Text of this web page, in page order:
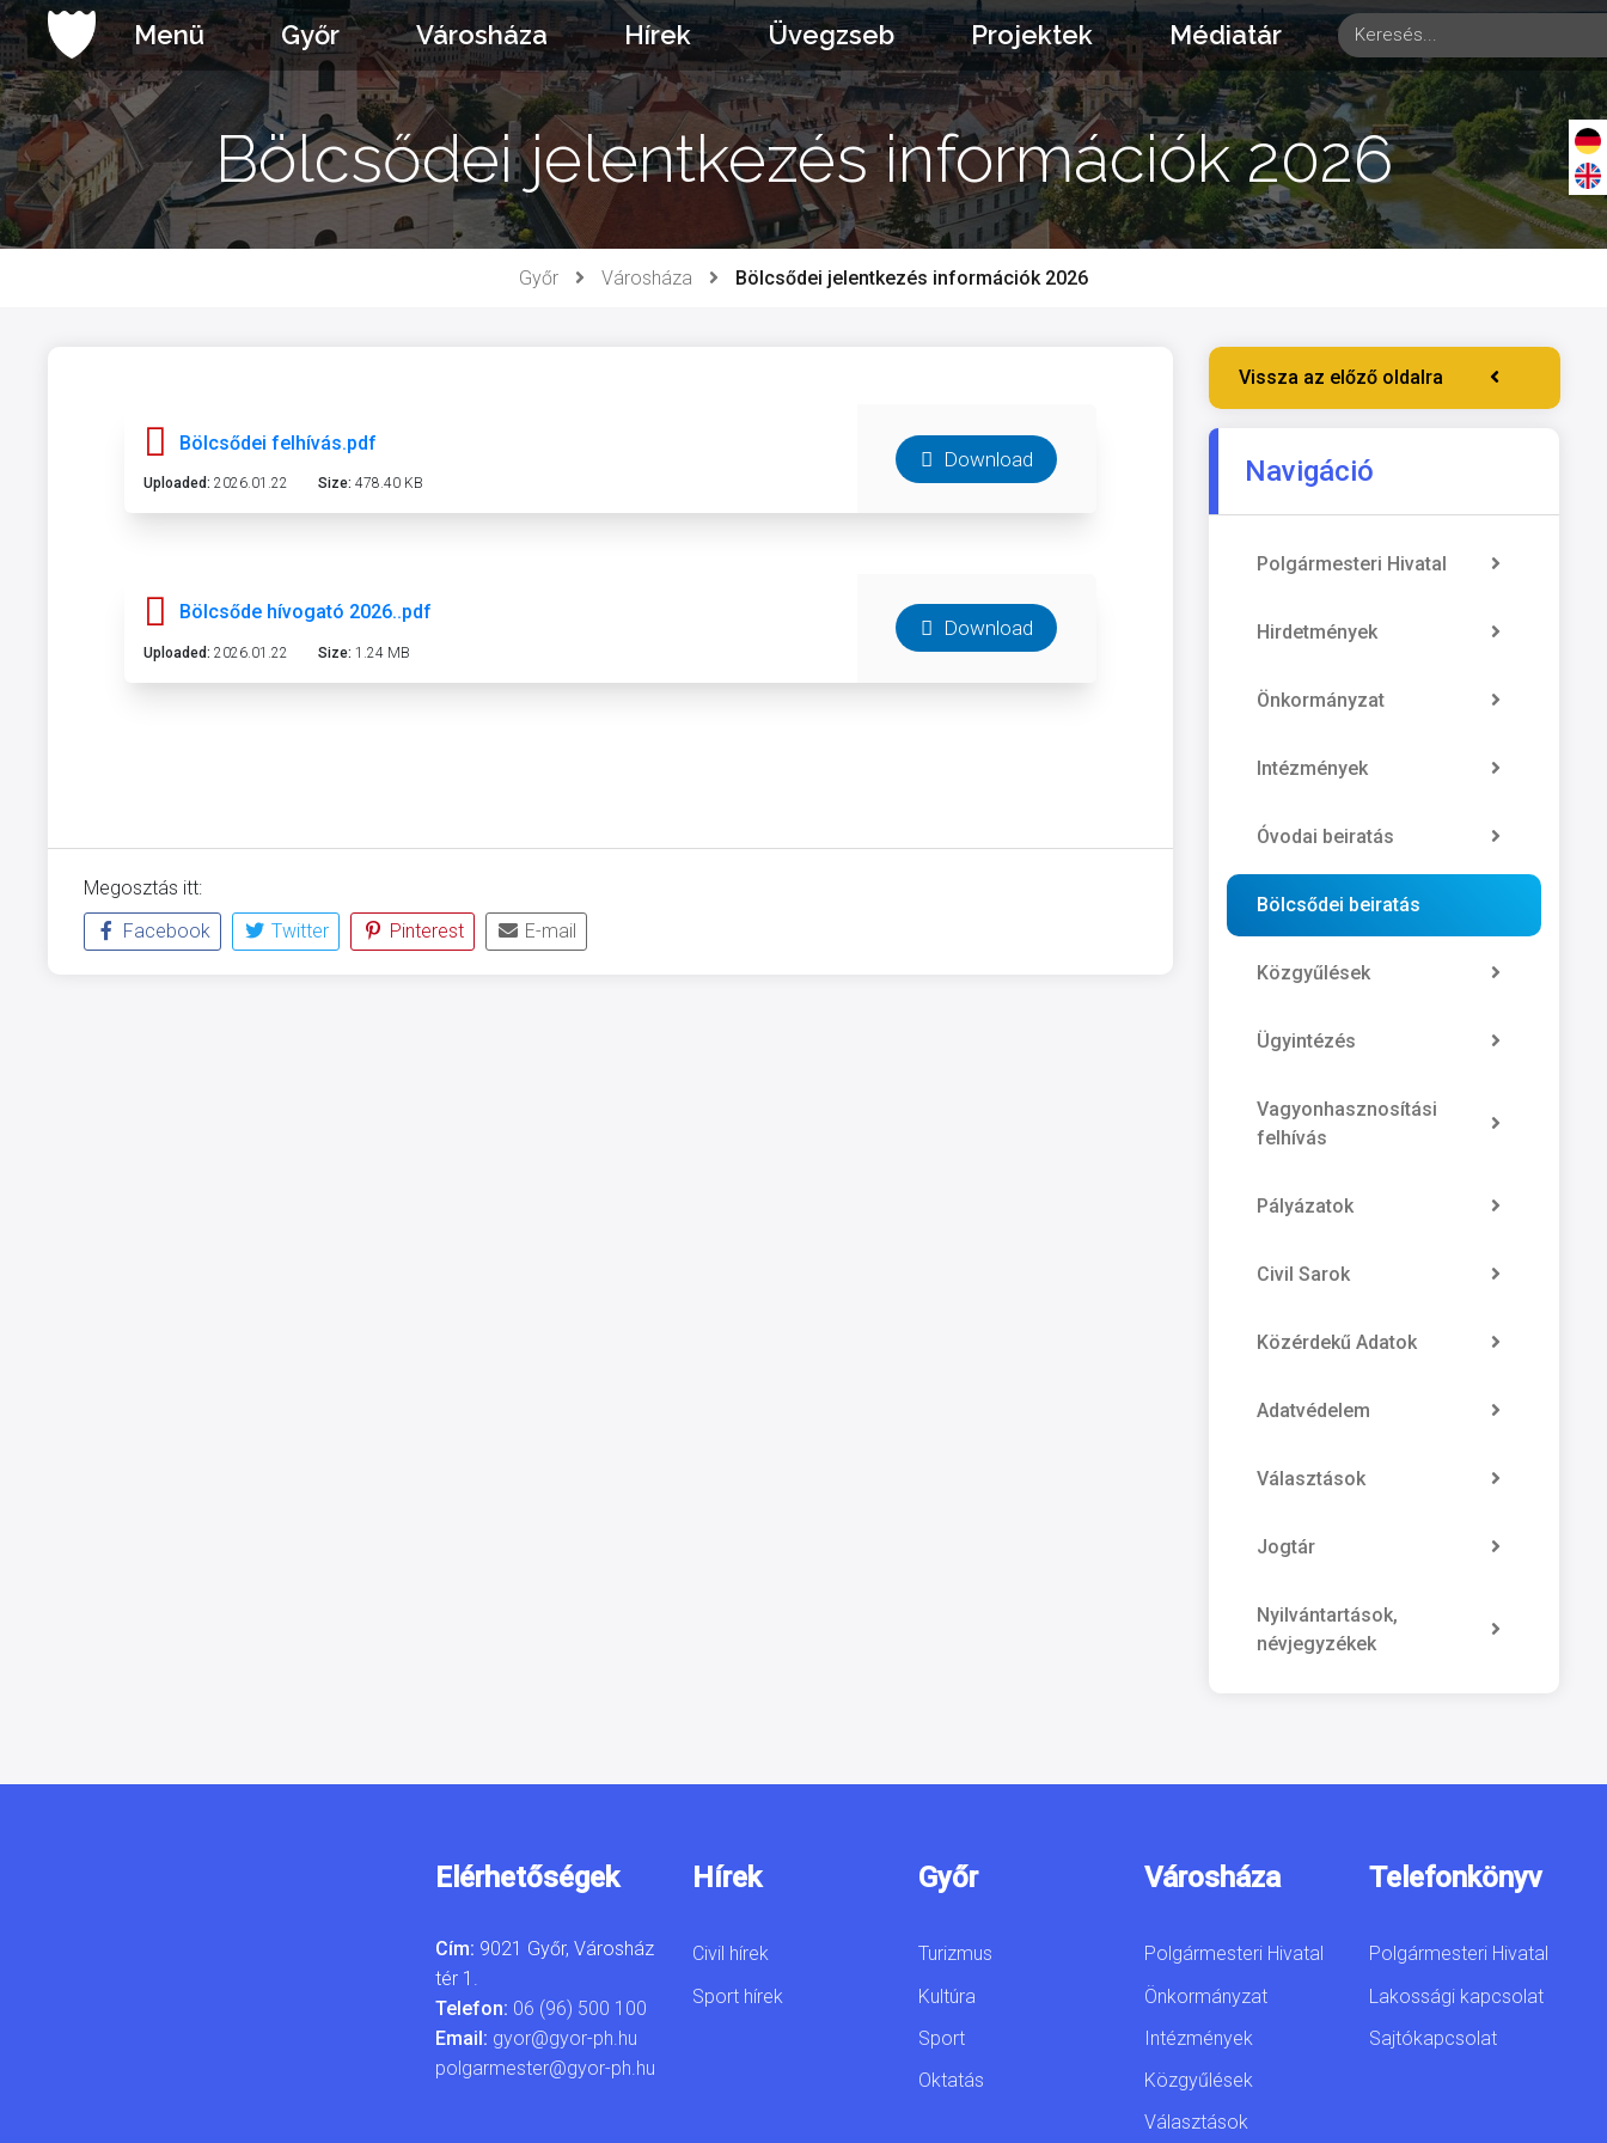
Ugrás
a
tartalomhoz
Menü Győr Városháza Hírek Üvegzseb Projektek Médiatár
Bölcsődei jelentkezés információk 2026
Győr Városháza Bölcsődei jelentkezés információk 2026
Bölcsődei felhívás.pdf
Uploaded: 2026.01.22 Size: 478.40 KB
Download
Bölcsőde hívogató 2026..pdf
Uploaded: 2026.01.22 Size: 1.24 MB
Download
Megosztás itt:
Facebook
Twitter Pinterest E-mail
Vissza az előző oldalra
Navigáció
Polgármesteri Hivatal
Hirdetmények
Önkormányzat
Intézmények
Óvodai beiratás
Bölcsődei beiratás
Közgyűlések
Ügyintézés
Vagyonhasznosítási
felhívás
Pályázatok
Civil Sarok
Közérdekű Adatok
Adatvédelem
Választások
Jogtár
Nyilvántartások,
névjegyzékek
Elérhetőségek
Cím: 9021 Győr, Városház
tér 1.
Telefon: 06 (96) 500 100
Email: gyor@gyor-ph.hu
polgarmester@gyor-ph.hu
Hírek
Civil hírek
Sport hírek
Győr
Turizmus
Kultúra
Sport
Oktatás
Városháza
Polgármesteri Hivatal
Önkormányzat
Intézmények
Közgyűlések
Választások
Telefonkönyv
Polgármesteri Hivatal
Lakossági kapcsolat
Sajtókapcsolat